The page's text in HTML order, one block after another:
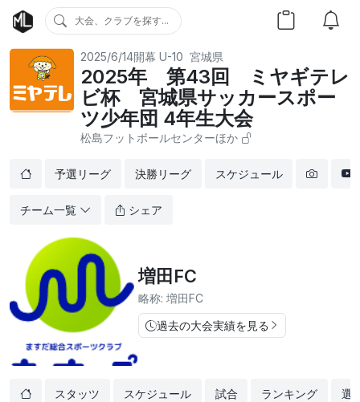
大会、クラブを探す...
2025/6/14開幕 U-10 宮城県
2025年 第43回 ミヤギテレ
ビ杯 宮城県サッカースポー
ツ少年団 4年生大会
松島フットボールセンターほか
予選リーグ 決勝リーグ スケジュール
チーム一覧 シェア
増田FC
略称: 増田FC
過去の大会実績を見る
スタッツ スケジュール 試合 ランキング 選